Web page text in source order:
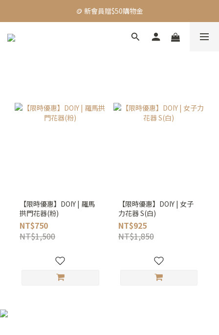
🪙 新會員贈$50購物金
🪙 新會員贈$50購物金
🚛 全館限時$999免運
【限時優惠】DOIY | 羅馬
拱門花器(粉)
NT$750
NT$1,500
【限時優惠】DOIY | 女子
力花器 S(白)
NT$925
NT$1,850